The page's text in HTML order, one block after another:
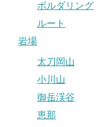
ボルダリング
ルート
岩場
太刀岡山
小川山
御岳渓谷
恵那